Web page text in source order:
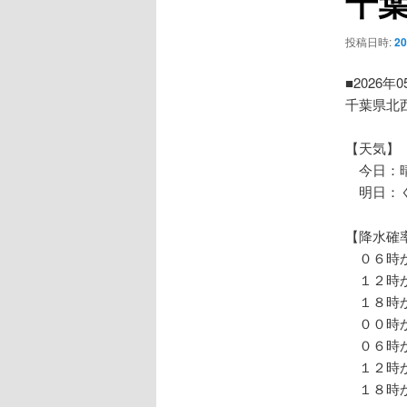
投稿日時:
■2026年
千葉県北
【天気】
今日：
明日：
【降水確
０６時
１２時
１８時
００時
０６時
１２時
１８時